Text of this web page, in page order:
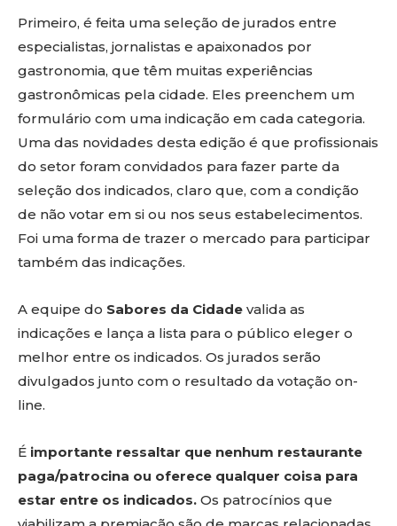
Primeiro, é feita uma seleção de jurados entre
especialistas, jornalistas e apaixonados por
gastronomia, que têm muitas experiências
gastronômicas pela cidade. Eles preenchem um
formulário com uma indicação em cada categoria.
Uma das novidades desta edição é que profissionais
do setor foram convidados para fazer parte da
seleção dos indicados, claro que, com a condição
de não votar em si ou nos seus estabelecimentos.
Foi uma forma de trazer o mercado para participar
também das indicações.
A equipe do Sabores da Cidade valida as
indicações e lança a lista para o público eleger o
melhor entre os indicados. Os jurados serão
divulgados junto com o resultado da votação on-
line.
É importante ressaltar que nenhum restaurante
paga/patrocina ou oferece qualquer coisa para
estar entre os indicados. Os patrocínios que